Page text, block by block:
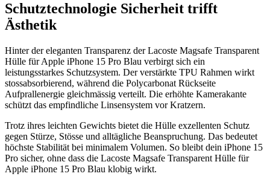
Schutztechnologie Sicherheit trifft
Ästhetik
Hinter der eleganten Transparenz der Lacoste Magsafe Transparent
Hülle für Apple iPhone 15 Pro Blau verbirgt sich ein
leistungsstarkes Schutzsystem. Der verstärkte TPU Rahmen wirkt
stossabsorbierend, während die Polycarbonat Rückseite
Aufprallenergie gleichmässig verteilt. Die erhöhte Kamerakante
schützt das empfindliche Linsensystem vor Kratzern.
Trotz ihres leichten Gewichts bietet die Hülle exzellenten Schutz
gegen Stürze, Stösse und alltägliche Beanspruchung. Das bedeutet
höchste Stabilität bei minimalem Volumen. So bleibt dein iPhone 15
Pro sicher, ohne dass die Lacoste Magsafe Transparent Hülle für
Apple iPhone 15 Pro Blau klobig wirkt.